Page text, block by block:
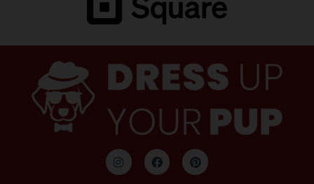
n
s
F
a
c
P
i
n